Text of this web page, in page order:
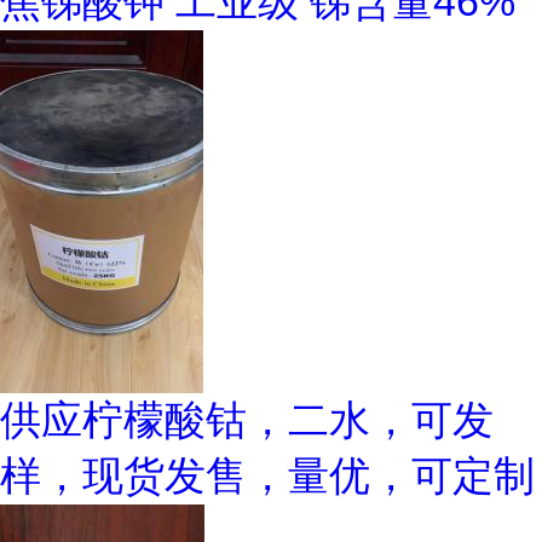
供应柠檬酸钴，二水，可发
样，现货发售，量优，可定制